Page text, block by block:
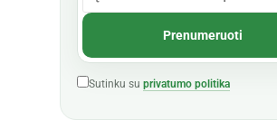
Sutinku su privatumo politika